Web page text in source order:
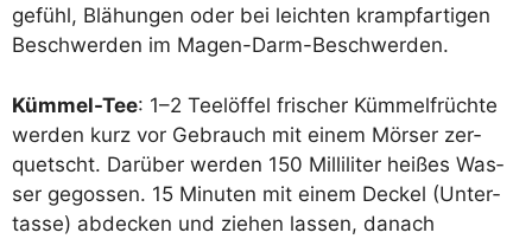
ge­fühl, Blä­hun­gen oder bei leich­ten krampf­ar­ti­gen
Beschwer­den im Magen-Darm-Beschwerden.
Küm­mel-Tee: 1–2 Tee­löf­fel fri­scher Küm­mel­früch­te
wer­den kurz vor Gebrauch mit einem Mör­ser zer­
quetscht. Dar­über wer­den 150 Mil­li­li­ter hei­ßes Was­
ser gegos­sen. 15 Minu­ten mit einem Deckel (Unter­
tas­se) abde­cken und zie­hen las­sen, danach